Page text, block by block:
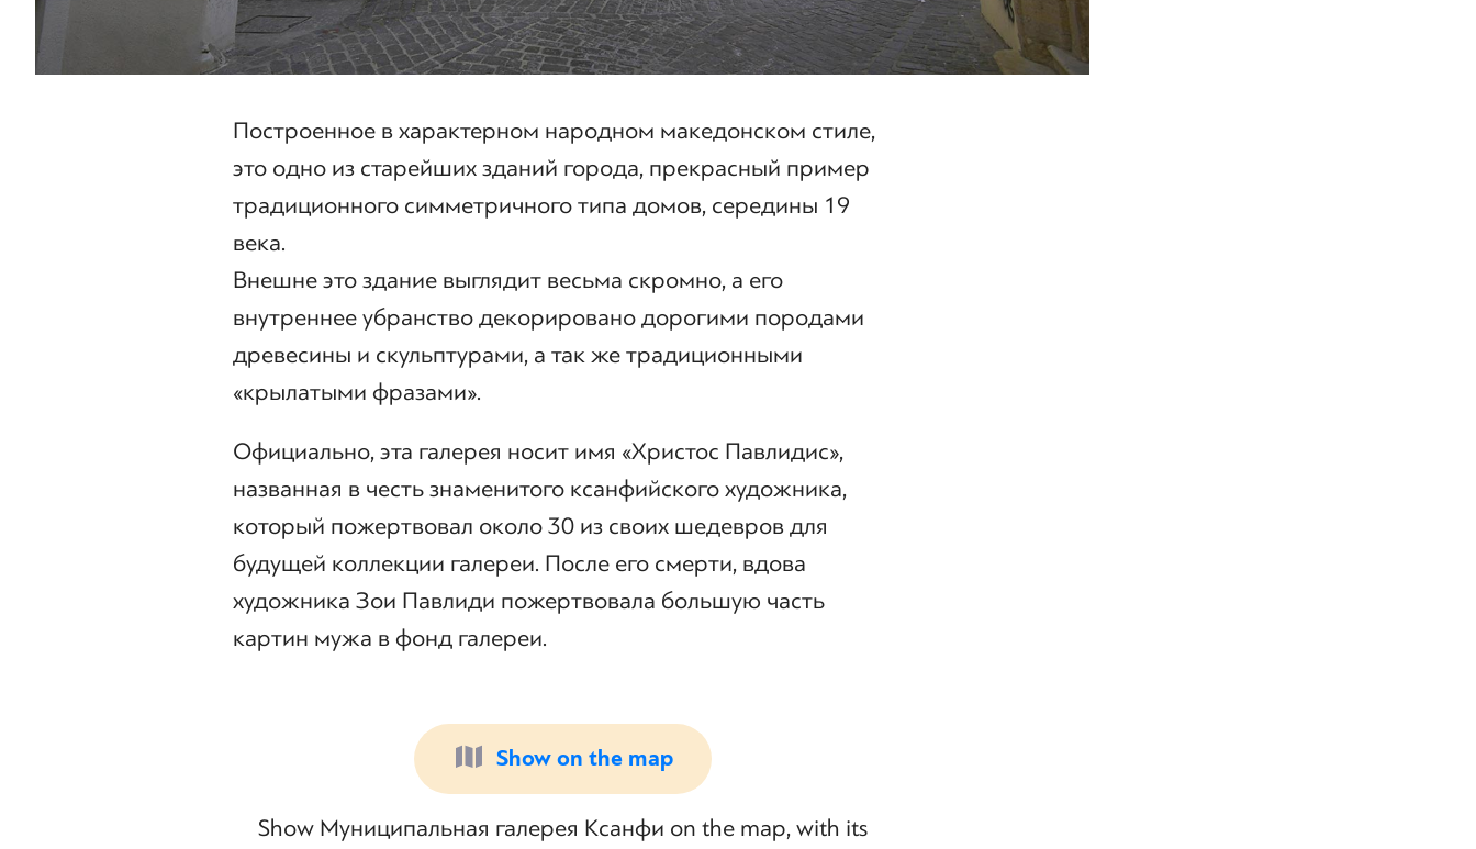
Построенное в характерном народном македонском стиле,
это одно из старейших зданий города, прекрасный пример
традиционного симметричного типа домов, середины 19
века.
Внешне это здание выглядит весьма скромно, а его
внутреннее убранство декорировано дорогими породами
древесины и скульптурами, а так же традиционными
«крылатыми фразами».
Официально, эта галерея носит имя «Христос Павлидис»,
названная в честь знаменитого ксанфийского художника,
который пожертвовал около 30 из своих шедевров для
будущей коллекции галереи. После его смерти, вдова
художника Зои Павлиди пожертвовала большую часть
картин мужа в фонд галереи.
Show on the map
Show Муниципальная галерея Ксанфи on the map, with its